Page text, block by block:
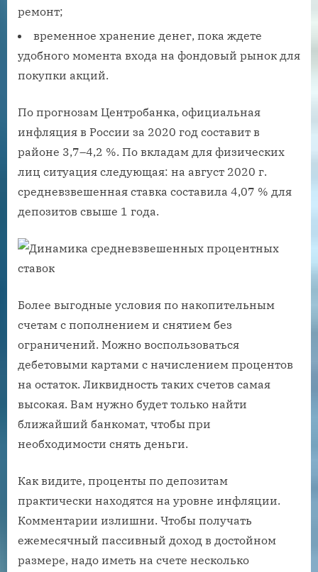
ремонт;
временное хранение денег, пока ждете
удобного момента входа на фондовый рынок для
покупки акций.
По прогнозам Центробанка, официальная
инфляция в России за 2020 год составит в
районе 3,7–4,2 %. По вкладам для физических
лиц ситуация следующая: на август 2020 г.
средневзвешенная ставка составила 4,07 % для
депозитов свыше 1 года.
Более выгодные условия по накопительным
счетам с пополнением и снятием без
ограничений. Можно воспользоваться
дебетовыми картами с начислением процентов
на остаток. Ликвидность таких счетов самая
высокая. Вам нужно будет только найти
ближайший банкомат, чтобы при
необходимости снять деньги.
Как видите, проценты по депозитам
практически находятся на уровне инфляции.
Комментарии излишни. Чтобы получать
ежемесячный пассивный доход в достойном
размере, надо иметь на счете несколько